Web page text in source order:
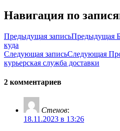
Навигация по
Предыдущая записьПредыдущая
куда
Следующая записьСледующая
курьерская служба доставки
2 комментариев
Стенов:
18.11.2023 в 13:26